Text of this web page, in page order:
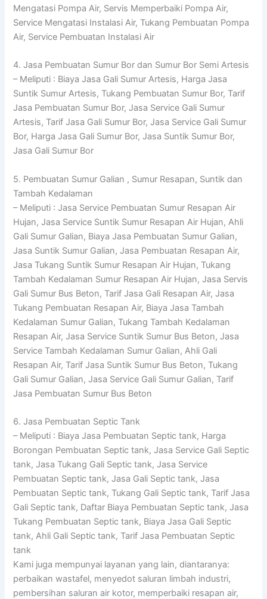
Mengatasi Pompa Air, Servis Memperbaiki Pompa Air,
Service Mengatasi Instalasi Air, Tukang Pembuatan Pompa
Air, Service Pembuatan Instalasi Air
4. Jasa Pembuatan Sumur Bor dan Sumur Bor Semi Artesis
– Meliputi : Biaya Jasa Gali Sumur Artesis, Harga Jasa
Suntik Sumur Artesis, Tukang Pembuatan Sumur Bor, Tarif
Jasa Pembuatan Sumur Bor, Jasa Service Gali Sumur
Artesis, Tarif Jasa Gali Sumur Bor, Jasa Service Gali Sumur
Bor, Harga Jasa Gali Sumur Bor, Jasa Suntik Sumur Bor,
Jasa Gali Sumur Bor
5. Pembuatan Sumur Galian , Sumur Resapan, Suntik dan
Tambah Kedalaman
– Meliputi : Jasa Service Pembuatan Sumur Resapan Air
Hujan, Jasa Service Suntik Sumur Resapan Air Hujan, Ahli
Gali Sumur Galian, Biaya Jasa Pembuatan Sumur Galian,
Jasa Suntik Sumur Galian, Jasa Pembuatan Resapan Air,
Jasa Tukang Suntik Sumur Resapan Air Hujan, Tukang
Tambah Kedalaman Sumur Resapan Air Hujan, Jasa Servis
Gali Sumur Bus Beton, Tarif Jasa Gali Resapan Air, Jasa
Tukang Pembuatan Resapan Air, Biaya Jasa Tambah
Kedalaman Sumur Galian, Tukang Tambah Kedalaman
Resapan Air, Jasa Service Suntik Sumur Bus Beton, Jasa
Service Tambah Kedalaman Sumur Galian, Ahli Gali
Resapan Air, Tarif Jasa Suntik Sumur Bus Beton, Tukang
Gali Sumur Galian, Jasa Service Gali Sumur Galian, Tarif
Jasa Pembuatan Sumur Bus Beton
6. Jasa Pembuatan Septic Tank
– Meliputi : Biaya Jasa Pembuatan Septic tank, Harga
Borongan Pembuatan Septic tank, Jasa Service Gali Septic
tank, Jasa Tukang Gali Septic tank, Jasa Service
Pembuatan Septic tank, Jasa Gali Septic tank, Jasa
Pembuatan Septic tank, Tukang Gali Septic tank, Tarif Jasa
Gali Septic tank, Daftar Biaya Pembuatan Septic tank, Jasa
Tukang Pembuatan Septic tank, Biaya Jasa Gali Septic
tank, Ahli Gali Septic tank, Tarif Jasa Pembuatan Septic
tank
Kami juga mempunyai layanan yang lain, diantaranya:
perbaikan wastafel, menyedot saluran limbah industri,
pembersihan saluran air kotor, memperbaiki resapan air,